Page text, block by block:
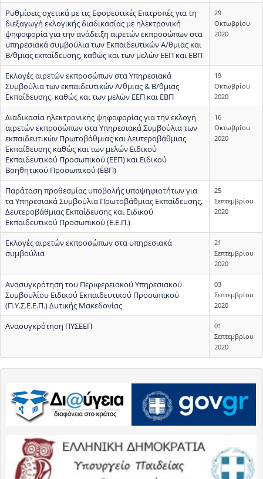
Ρυθμίσεις σχετικά με τις Εφορευτικές Επιτροπές για τη
διεξαγωγή εκλογικής διαδικασίας με ηλεκτρονική
ψηφοφορία για την ανάδειξη αιρετών εκπροσώπων στα
υπηρεσιακά συμβούλια των Εκπαιδευτικών Α/θμιας και
Β/θμιας εκπαίδευσης, καθώς και των μελών ΕΕΠ και ΕΒΠ
29
Οκτωβρίου
2020
Εκλογές αιρετών εκπροσώπων στα Υπηρεσιακά
Συμβούλια των εκπαιδευτικών Α/θμιας & Β/θμιας
Εκπαίδευσης, καθώς και των μελών ΕΕΠ και ΕΒΠ
19
Οκτωβρίου
2020
Διαδικασία ηλεκτρονικής ψηφοφορίας για την εκλογή
αιρετών εκπροσώπων στα Υπηρεσιακά Συμβούλια των
εκπαιδευτικών Πρωτοβάθμιας και Δευτεροβάθμιας
Εκπαίδευσης καθώς και των μελών Ειδικού
Εκπαιδευτικού Προσωπικού (ΕΕΠ) και Ειδικού
Βοηθητικού Προσωπικού (ΕΒΠ)
16
Οκτωβρίου
2020
Παράταση προθεσμίας υποβολής υποψηφιοτήτων για
τα Υπηρεσιακά Συμβούλια Πρωτοβάθμιας Εκπαίδευσης,
Δευτεροβάθμιας Εκπαίδευσης και Ειδικού
Εκπαιδευτικού Προσωπικού (Ε.Ε.Π.)
25
Σεπτεμβρίου
2020
Εκλογές αιρετών εκπροσώπων στα υπηρεσιακά
συμβούλια
21
Σεπτεμβρίου
2020
Ανασυγκρότηση του Περιφερειακού Υπηρεσιακού
Συμβουλίου Ειδικού Εκπαιδευτικού Προσωπικού
(Π.Υ.Σ.Ε.Ε.Π.) Δυτικής Μακεδονίας
03
Σεπτεμβρίου
2020
Ανασυγκρότηση ΠΥΣΕΕΠ
01
Σεπτεμβρίου
2020